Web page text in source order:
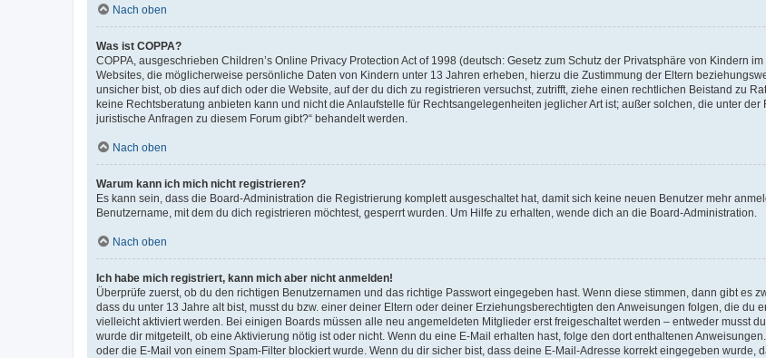
Nach oben
Was ist COPPA?
COPPA, ausgeschrieben Children’s Online Privacy Protection Act of 1998 (deutsch: Gesetz zum Schutz der Privatsphäre von Kindern
Websites, die möglicherweise persönliche Daten von Kindern unter 13 Jahren erheben, hierzu die Zustimmung der Eltern
unsicher bist, ob dies auf dich oder die Website, auf der du dich zu registrieren versuchst, zutrifft, ziehe einen rechtlichen Beistand zu
keine Rechtsberatung anbieten kann und nicht die Anlaufstelle für Rechtsangelegenheiten jeglicher Art ist; außer solchen, die unter
juristische Anfragen zu diesem Forum gibt?“ behandelt werden.
Nach oben
Warum kann ich mich nicht registrieren?
Es kann sein, dass die Board-Administration die Registrierung komplett ausgeschaltet hat, damit sich keine neuen Benutzer mehr
Benutzername, mit dem du dich registrieren möchtest, gesperrt wurden. Um Hilfe zu erhalten, wende dich an die Board-Administration.
Nach oben
Ich habe mich registriert, kann mich aber nicht anmelden!
Überprüfe zuerst, ob du den richtigen Benutzernamen und das richtige Passwort eingegeben hast. Wenn diese stimmen, dann gibt es
dass du unter 13 Jahre alt bist, musst du bzw. einer deiner Eltern oder deiner Erziehungsberechtigten den Anweisungen folgen, die du
vielleicht aktiviert werden. Bei einigen Boards müssen alle neu angemeldeten Mitglieder erst freigeschaltet werden – entweder musst
wurde dir mitgeteilt, ob eine Aktivierung nötig ist oder nicht. Wenn du eine E-Mail erhalten hast, folge den dort enthaltenen
oder die E-Mail von einem Spam-Filter blockiert wurde. Wenn du dir sicher bist, dass deine E-Mail-Adresse korrekt eingegeben wurde,